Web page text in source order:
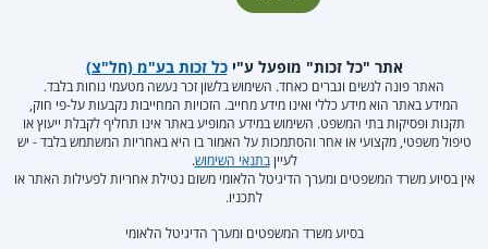
אתר "כל זכות" מופעל ע"יכל זכות בע"מ (חל"צ)
האתר פונה לנשים וגברים כאחד. השימוש בלשון זכר נעשה מטעמי נוחות בלבד.
המידע באתר הוא מידע כללי ואינו מידע מחייב. הזכויות המחייבות נקבעות על-פי חוק,
תקנות ופסיקות בתי המשפט. השימוש במידע המופיע באתר אינו תחליף לקבלת ייעוץ או
טיפול משפטי, מקצועי או אחר והסתמכות על האמור בו היא באחריות המשתמש בלבד - יש
לעייןבתנאי השימוש.
אין בסיוע משרד המשפטים ומערך הדיגיטל הלאומי משום נטילת אחריות לפעילות האתר או
לתכניו.
בסיוע משרד המשפטים ומערך הדיגיטל הלאומי